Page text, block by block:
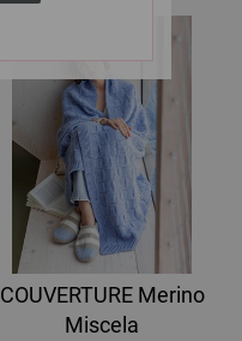
COUVERTURE Merino
Miscela